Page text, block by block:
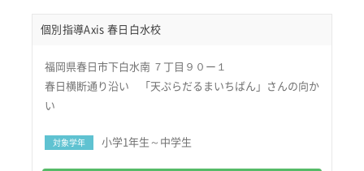
個別指導Axis 春日白水校
福岡県春日市下白水南 ７丁目９０ー１
春日横断通り沿い 「天ぷらだるまいちばん」さんの向か
い
対象学年 小学1年生～中学生